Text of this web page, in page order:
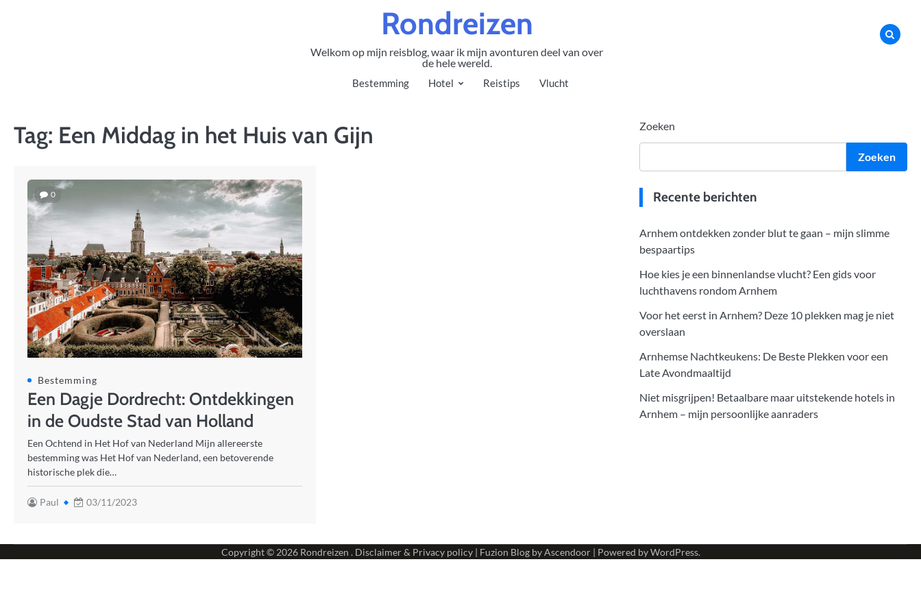
Rondreizen
Welkom op mijn reisblog, waar ik mijn avonturen deel van over
de hele wereld.
Bestemming Hotel Reistips Vlucht
Tag: Een Middag in het Huis van Gijn
0
Bestemming
Een Dagje Dordrecht: Ontdekkingen
in de Oudste Stad van Holland
Een Ochtend in Het Hof van Nederland Mijn allereerste
bestemming was Het Hof van Nederland, een betoverende
historische plek die…
Paul 03/11/2023
Zoeken
Zoeken
Recente berichten
Arnhem ontdekken zonder blut te gaan – mijn slimme
bespaartips
Hoe kies je een binnenlandse vlucht? Een gids voor
luchthavens rondom Arnhem
Voor het eerst in Arnhem? Deze 10 plekken mag je niet
overslaan
Arnhemse Nachtkeukens: De Beste Plekken voor een
Late Avondmaaltijd
Niet misgrijpen! Betaalbare maar uitstekende hotels in
Arnhem – mijn persoonlijke aanraders
Copyright © 2026 Rondreizen . Disclaimer & Privacy policy| Fuzion Blog byAscendoor| Powered byWordPress.